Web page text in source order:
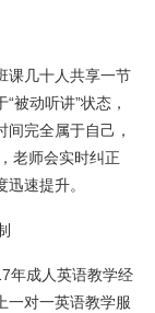
课几十人共享一节
被动听讲”状态，
完全属于自己，
老师会实时纠正
速提升。
年成人英语教学经
一对一英语教学服